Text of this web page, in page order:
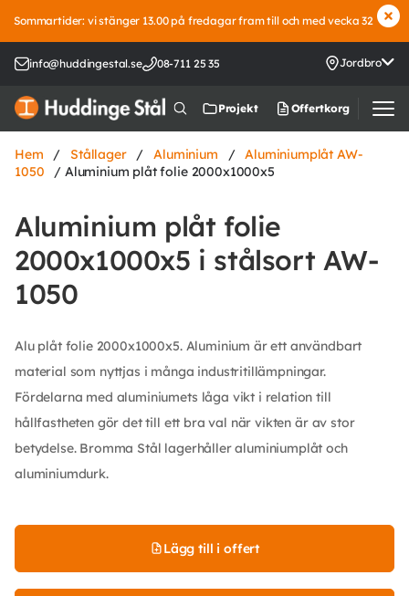
Sommartider: vi stänger 13.00 på fredagar fram till och med vecka 32
info@huddingestal.se 08-711 25 35 Jordbro
Projekt Offertkorg
Hem / Stållager / Aluminium /
Aluminiumplåt AW-
1050
/ Aluminium plåt folie 2000x1000x5
Aluminium plåt folie
2000x1000x5 i stålsort AW-
1050
Alu plåt folie 2000x1000x5. Aluminium är ett användbart
material som nyttjas i många industritillämpningar.
Fördelarna med aluminiumets låga vikt i relation till
hållfastheten gör det till ett bra val när vikten är av stor
betydelse. Bromma Stål lagerhåller aluminiumplåt och
aluminiumdurk.
Lägg till i offert